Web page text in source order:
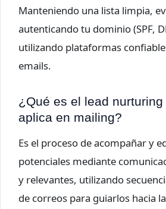
Manteniendo una lista limpia,
autenticando tu dominio (SPF,
utilizando plataformas
emails.
¿Qué es el lead
aplica en mailing?
Es el proceso de acompañar y
potenciales mediante
y relevantes, utilizando
de correos para guiarlos hacia